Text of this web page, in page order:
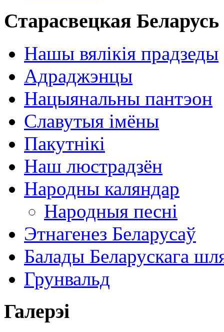
Старасвецкая Беларусь
Нашы вялікія прадзеды
Адраджэнцы
Нацыянальны пантэон
Славутыя імёны
Пакутнікі
Наш люстрадзён
Народны каляндар
Народныя песні
Этнагенез Беларусаў
Балады Беларускага
Грунвальд
Галерэі